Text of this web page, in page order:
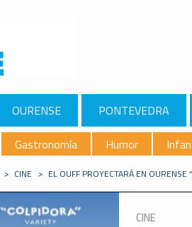
OURENSE PONTEVEDRA
Gastronomía Humor
> CINE > EL OUFF PROYECTARÁ EN OURENSE
CINE